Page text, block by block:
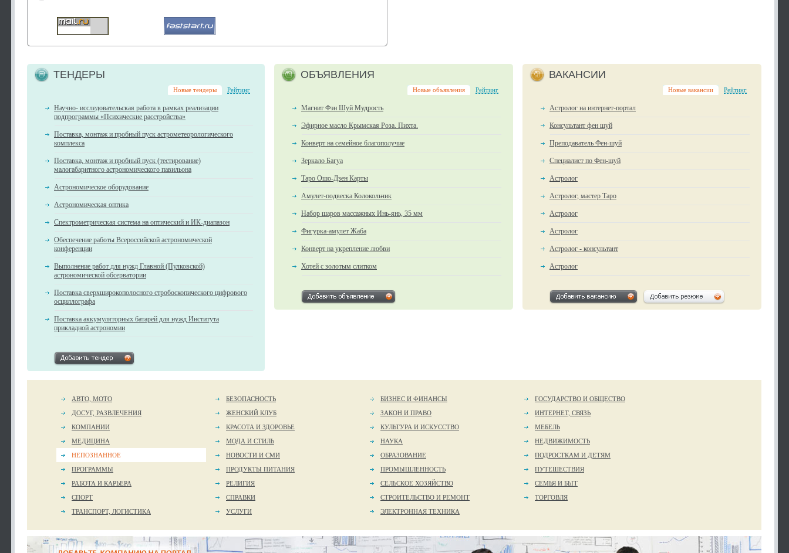
ТЕНДЕРЫ
Новые тендеры Рейтинг
Научно- исследовательская работа в рамках реализации
подпрограммы «Психические расстройства»
Поставка, монтаж и пробный пуск астрометеорологического
комплекса
Поставка, монтаж и пробный пуск (тестирование)
малогабаритного астрономического павильона
Астрономическое оборудование
Астрономическая оптика
Спектрометрическая система на оптический и ИК-диапазон
Обеспечение работы Всероссийской астрономической
конференции
Выполнение работ для нужд Главной (Пулковской)
астрономической обсерватории
Поставка сверхширокополосного стробоскопического цифрового
осциллографа
Поставка аккумуляторных батарей для нужд Института
прикладной астрономии
ОБЪЯВЛЕНИЯ
Новые объявления Рейтинг
Магнит Фэн Шуй Мудрость
Эфирное масло Крымская Роза. Пихта.
Конверт на семейное благополучие
Зеркало Багуа
Таро Ошо-Дзен Карты
Амулет-подвеска Колокольчик
Набор шаров массажных Инь-янь, 35 мм
Фигурка-амулет Жаба
Конверт на укрепление любви
Хотей с золотым слитком
ВАКАНСИИ
Новые вакансии Рейтинг
Астролог на интернет-портал
Консультант фен шуй
Преподаватель Фен-шуй
Специалист по Фен-шуй
Астролог
Астролог, мастер Таро
Астролог
Астролог
Астролог - консультант
Астролог
АВТО, МОТО БЕЗОПАСНОСТЬ БИЗНЕС И ФИНАНСЫ
ГОСУДАРСТВО И ОБЩЕСТВО
ДОСУГ, РАЗВЛЕЧЕНИЯ
ЖЕНСКИЙ КЛУБ ЗАКОН И ПРАВО
ИНТЕРНЕТ, СВЯЗЬ
КОМПАНИИ
КРАСОТА И ЗДОРОВЬЕ КУЛЬТУРА И ИСКУССТВО
МЕБЕЛЬ
МЕДИЦИНА
МОДА И СТИЛЬ НАУКА
НЕДВИЖИМОСТЬ
НЕПОЗНАННОЕ
НОВОСТИ И СМИ ОБРАЗОВАНИЕ
ПОДРОСТКАМ И ДЕТЯМ
ПРОГРАММЫ
ПРОДУКТЫ ПИТАНИЯ ПРОМЫШЛЕННОСТЬ
ПУТЕШЕСТВИЯ
РАБОТА И КАРЬЕРА
РЕЛИГИЯ СЕЛЬСКОЕ ХОЗЯЙСТВО
СЕМЬЯ И БЫТ
СПОРТ
СПРАВКИ СТРОИТЕЛЬСТВО И РЕМОНТ
ТОРГОВЛЯ
ТРАНСПОРТ, ЛОГИСТИКА
УСЛУГИ ЭЛЕКТРОННАЯ ТЕХНИКА